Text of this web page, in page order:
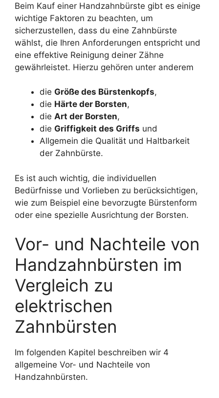
Beim Kauf einer Handzahnbürste gibt es einige
wichtige Faktoren zu beachten, um
sicherzustellen, dass du eine Zahnbürste
wählst, die Ihren Anforderungen entspricht und
eine effektive Reinigung deiner Zähne
gewährleistet. Hierzu gehören unter anderem
die Größe des Bürstenkopfs,
die Härte der Borsten,
die Art der Borsten,
die Griffigkeit des Griffs und
Allgemein die Qualität und Haltbarkeit
der Zahnbürste.
Es ist auch wichtig, die individuellen
Bedürfnisse und Vorlieben zu berücksichtigen,
wie zum Beispiel eine bevorzugte Bürstenform
oder eine spezielle Ausrichtung der Borsten.
Vor- und Nachteile von
Handzahnbürsten im
Vergleich zu
elektrischen
Zahnbürsten
Im folgenden Kapitel beschreiben wir 4
allgemeine Vor- und Nachteile von
Handzahnbürsten.